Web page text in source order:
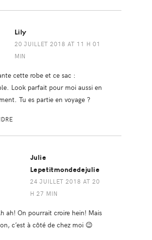
Lily
20 JUILLET 2018 AT 11 H 01
MIN
cette robe et ce sac :
Look parfait pour moi aussi en
Tu es partie en voyage ?
Julie
Lepetitmondedejulie
24 JUILLET 2018 AT 20
H 27 MIN
ah! On pourrait croire hein! Mais
c’est à côté de chez moi 😉